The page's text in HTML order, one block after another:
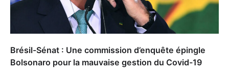
Brésil-Sénat : Une commission d’enquête épingle
Bolsonaro pour la mauvaise gestion du Covid-19